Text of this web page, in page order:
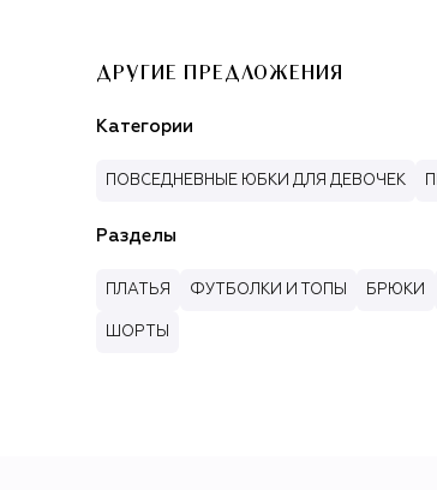
ДРУГИЕ ПРЕДЛОЖЕНИЯ
Категории
ПОВСЕДНЕВНЫЕ ЮБКИ ДЛЯ ДЕВОЧЕК
Разделы
ПЛАТЬЯ ФУТБОЛКИ И ТОПЫ БРЮКИ
ШОРТЫ